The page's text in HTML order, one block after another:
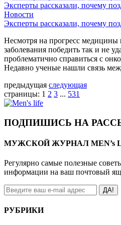
Эксперты рассказали, почему
Новости
Эксперты рассказали, почему
Несмотря на прогресс медицины
заболевания победить так и не
проблематично справиться с
Недавно ученые нашли связь
предыдущая следующая
страницы: 1 2 3 ... 531
ПОДПИШИСЬ НА
МУЖСКОЙ ЖУРНАЛ MEN’s
Регулярно самые полезные
информации на ваш почтовый
ДА!
РУБРИКИ